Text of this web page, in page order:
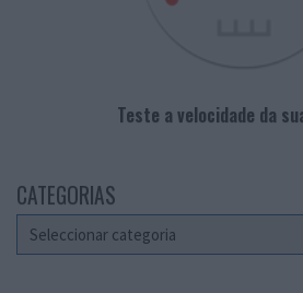
Teste a velocidade da
CATEGORIAS
Categorias